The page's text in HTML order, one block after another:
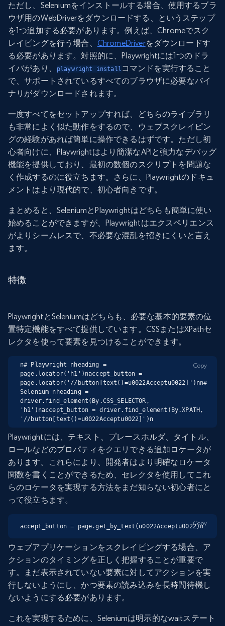
ただし、Seleniumをインストールする場合、使用するブラ
ウザ用のWebDriverをダウンロードする、というステップ
を1つ追加する必要があります。例えば、Chromeでスク
レイピングを行う場合、 ChromeDriverをダウンロードす
る必要があります。対照的に、Playwrightには1つのドラ
イバがあり、
playwright installコマンドを実行すること
で、サポートされているすべてのブラウザに必要なバイ
ナリがダウンロードされます。
一度すべてをセットアップすれば、どちらのライブラリ
も非常によく似た動作をするので、ウェブスクレイピン
グの経験があれば簡単に操作できるはずです。ただし初
心者向けに、Playwrightはより簡潔なAPIと強力なデバッグ
機能を提供しており、最初の数個のスクリプトを問題な
く作成するのに役立ちます。さらに、Playwrightのドキュ
メントはより現代的で、初心者向きです。
まとめると、SeleniumとPlaywrightはどちらも簡単に使い
始めることができますが、Playwrightはエクスペリエンス
がよりシームレスで、不必要な混乱を招きにくいと言え
ます。
特徴
PlaywrightとSeleniumはどちらも、必要な基本的要素の位
置特定機能をすべて提供しています。CSSまたはXPathセ
レクタを使って要素を見つけることができます。
n# Playwright nheading =
page.locator('h1')naccept_button =
page.locator('//button[text()=u0022Acceptu0022]')nn#
Selenium nheading =
driver.find_element(By.CSS_SELECTOR,
'h1')naccept_button = driver.find_element(By.XPATH,
'//button[text()=u0022Acceptu0022]')n
Copy
Playwrightには、テキスト、プレースホルダ、タイトル、
ロールなどのプロパティをクエリできる追加ロケータが
あります。これらにより、開発者はより明確なロケータ
関数を書くことができるため、セレクタを使用してこれ
らのロケータを実現する方法をまだ知らない初心者にと
って役立ちます。
accept_button = page.get_by_text(u0022Acceptu0022)n
Copy
ウェブアプリケーションをスクレイピングする場合、ア
クションのタイミングを正しく把握することが重要で
す。まだ表示されていない要素に対してアクションを実
行しないようにし、かつ要素の読み込みを長時間待機し
ないようにする必要があります。
これを実現するために、Seleniumは明示的なwaitステート